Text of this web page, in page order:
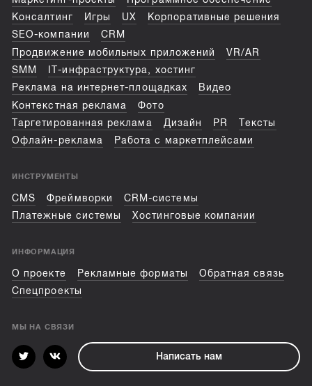
Консалтинг
Игры UX
Корпоративные решения
SEO-компании
CRM
Продвижение мобильных приложений
VR/AR
SMM
IT-инфраструктура, хостинг
Реклама на интернет-площадках
Видео
Контекстная реклама
Фото
Таргетированная реклама
Дизайн PR
Тексты
Офлайн-реклама
Работа с маркетплейсами
ИНСТРУМЕНТЫ
CMS Фреймворки
CRM-системы
Платежные системы
Хостинговые компании
ИНФОРМАЦИЯ
О проекте Рекламные форматы
Обратная связь
Спецпроекты
МЫ НА СВЯЗИ
Написать нам